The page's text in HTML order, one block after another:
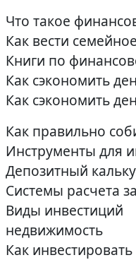
Что такое
Как вести
Книги по
Как сэкономить
Как сэкономить
Как правильно
Инструменты для
Депозитный
Системы расчета
Виды инвестиций
недвижимость
Как